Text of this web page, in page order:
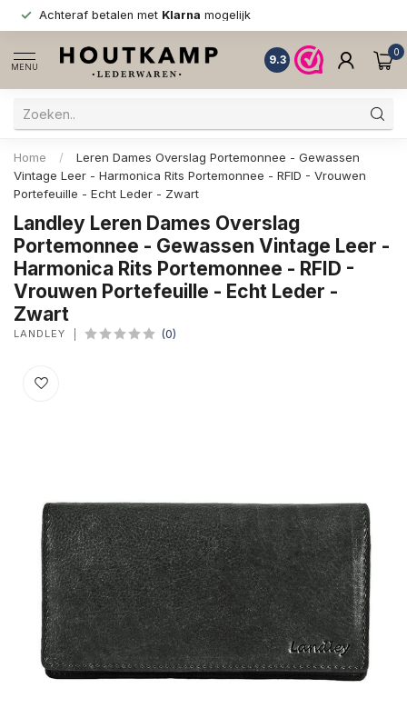
Achteraf betalen met Klarna mogelijk
MENU
9.3
0
Home /
Leren Dames Overslag Portemonnee - Gewassen
Vintage Leer - Harmonica Rits Portemonnee - RFID - Vrouwen
Portefeuille - Echt Leder - Zwart
Landley Leren Dames Overslag
Portemonnee - Gewassen Vintage Leer -
Harmonica Rits Portemonnee - RFID -
Vrouwen Portefeuille - Echt Leder -
Zwart
LANDLEY (0)